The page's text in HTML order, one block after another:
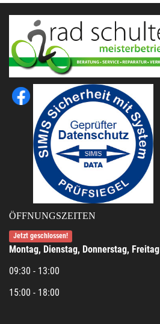
ÖFFNUNGSZEITEN
Jetzt geschlossen!
Montag, Dienstag, Donnerstag, Freitag
09:30 - 13:00
15:00 - 18:00